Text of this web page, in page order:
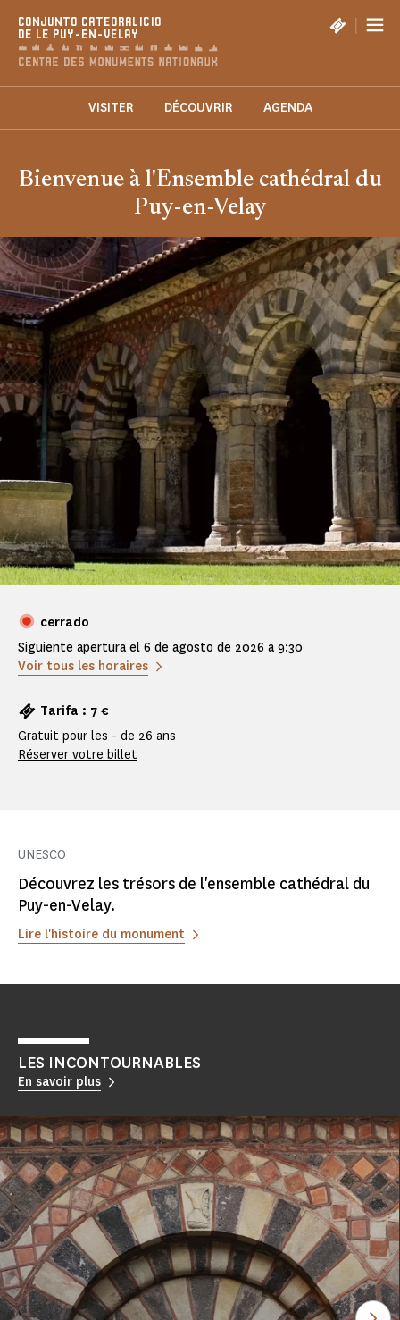
CONJUNTO CATEDRALICIO
DE LE PUY-EN-VELAY
|
VISITER DÉCOUVRIR AGENDA
Bienvenue à l'Ensemble cathédral du
Puy-en-Velay
cerrado
Siguiente apertura el 6 de agosto de 2026 a 9:30
Voir tous les horaires
Tarifa : 7 €
Gratuit pour les - de 26 ans
Réserver votre billet
UNESCO
Découvrez les trésors de l'ensemble cathédral du
Puy-en-Velay.
Lire l'histoire du monument
LES INCONTOURNABLES
En savoir plus